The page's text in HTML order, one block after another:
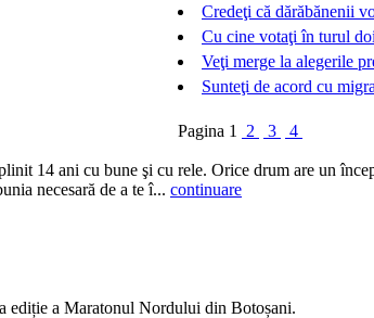
Credeţi că dărăbănenii
Cu cine votaţi în turul
Veţi merge la alegerile
Sunteţi de acord cu
Pagina 1 2 3
4
14 ani cu bune şi cu rele. Orice drum are un
necesară de a te î... continuare
ediție a Maratonul Nordului din Botoșani.